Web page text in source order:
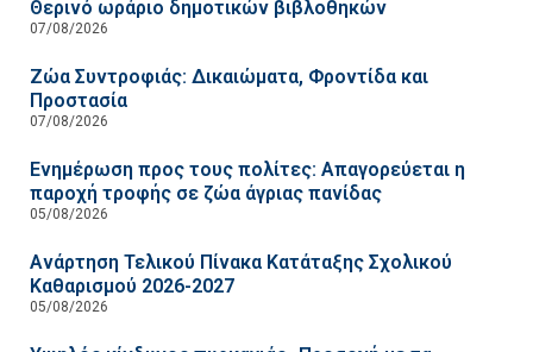
Θερινό ωράριο δημοτικών βιβλοθηκών
07/08/2026
Ζώα Συντροφιάς: Δικαιώματα, Φροντίδα και
Προστασία
07/08/2026
Ενημέρωση προς τους πολίτες: Απαγορεύεται η
παροχή τροφής σε ζώα άγριας πανίδας
05/08/2026
Ανάρτηση Τελικού Πίνακα Κατάταξης Σχολικού
Καθαρισμού 2026-2027
05/08/2026